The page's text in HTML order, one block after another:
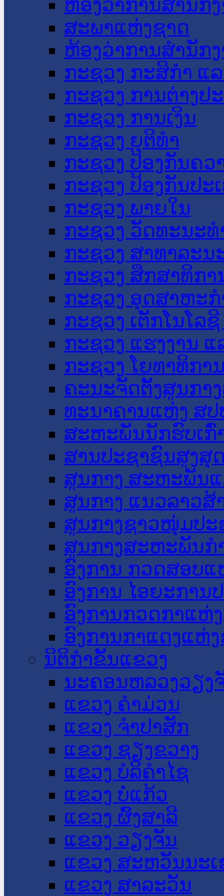
ຫ້ອງວ່າການສໍານັກ
ສະພາແຫ່ງຊາດ
ຫ້ອງວ່າການສຳນັກ
ກະຊວງ ກະສິກຳ ແ
ກະຊວງ ການຕ່າງປ
ກະຊວງ ການເງິນ
ກະຊວງ ຍຸຕິທໍາ
ກະຊວງ ປ້ອງກັນຄວ
ກະຊວງ ປ້ອງກັນປະ
ກະຊວງ ພາຍໃນ
ກະຊວງ ວັດທະນະ
ກະຊວງ ສາທາລະນ
ກະຊວງ ສຶກສາທິກາ
ກະຊວງ ອຸດສາຫະ
ກະຊວງ ເຕັກໂນໂລ
ກະຊວງ ແຮງງານ
ກະຊວງ ໂຍທາທິກາ
ຄະນະຈັດຕັ້ງສູນກາ
ທະນາຄານແຫ່ງ ສປ
ສະຫະພັນນັກຮົບເກົ່
ສານປະຊາຊົນສູງສຸ
ສູນກາງ ສະຫະພັນ
ສູນກາງ ແນວລາວສ້
ສູນກາງຊາວໜຸ່ມປະ
ສູນກາງສະຫະພັນກ
ອົງການ ກວດສອບແ
ອົງການ ໄອຍະການ
ອົງການກວດກາແຫ່
ອົງການກາແດງແຫ່
ນິຕິກໍາຂັ້ນແຂວງ
ນະ​ຄອນ​ຫລວງວຽງ
ແຂວງ ຄໍາມ່ວນ
ແຂວງ ຈໍາປາສັກ
ແຂວງ ຊຽງຂວາງ
ແຂວງ ບໍລິຄໍາໄຊ
ແຂວງ ບໍ່ແກ້ວ
ແຂວງ ຜົ້ງສາລີ
ແຂວງ ວຽງຈັນ
ແຂວງ ສະຫວັນນະ
ແຂວງ ສາລະວັນ